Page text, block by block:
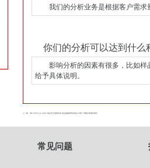
我们的分析业务是根据客户需求
你们的分析可以达到什么
影响分析的因素有很多，比如样
给予具体说明。
上一篇 : GB 31604.21-2016 食品安全国家标准 食品接触材料及制品 对苯二甲酸迁移量的测定
常见问题